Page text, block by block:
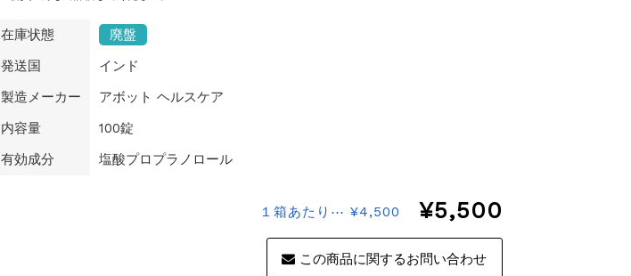
在庫状態
廃盤
発送国
インド
製造メーカー
アボット ヘルスケア
内容量
100錠
有効成分
塩酸プロプラノロール
１箱あたり⋯ ¥4,500 ¥5,500
この商品に関するお問い合わせ